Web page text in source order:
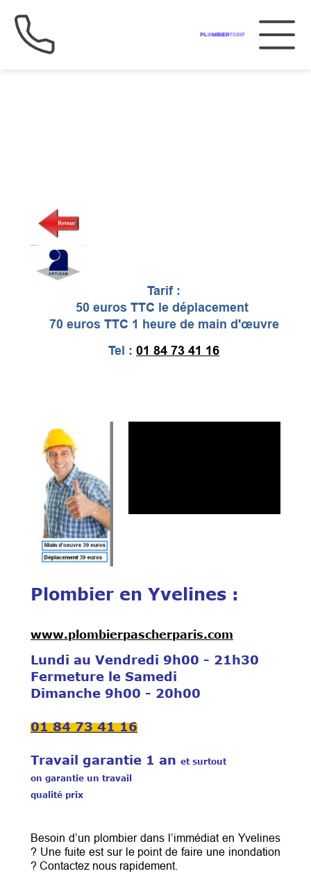
Tarif :
50 euros TTC le déplacement
70 euros TTC 1 heure de main d'œuvre
Tel : 01 84 73 41 16
Plombier en Yvelines :
www.plombierpascherparis.com
Lundi au Vendredi 9h00 - 21h30
Fermeture le Samedi
Dimanche 9h00 - 20h00
01 84 73 41 16
Travail garantie 1 an et surtout
on garantie un travail
qualité prix
Besoin d’un plombier dans l’immédiat en Yvelines
? Une fuite est sur le point de faire une inondation
? Contactez nous rapidement.